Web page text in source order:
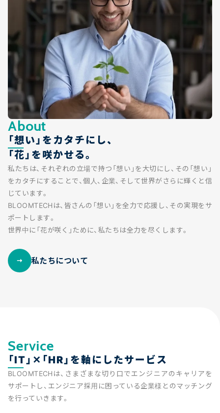
「想い」をカタチにし、
「花」を咲かせる。
About
私たちは、それぞれの立場で持つ「想い」を大切にし、その「想い」
をカタチにすることで、個人、企業、そして世界がさらに輝くと信
じています。
BLOOMTECHは、皆さんの「想い」を全力で応援し、その実現をサ
ポートします。
世界中に「花が咲く」ために、私たちは全力を尽くします。
私たちについて
「IT」✕「HR」を軸にしたサービス
Service
BLOOMTECHは、さまざまな切り口でエンジニアのキャリアを
サポートし、エンジニア採用に困っている企業様とのマッチング
を行っていきます。